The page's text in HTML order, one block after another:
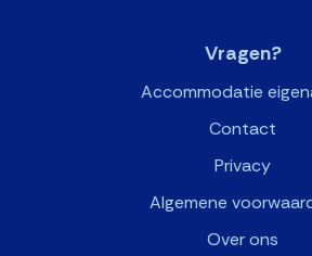
Vragen?
Accommodatie
Contact
Privacy
Algemene
Over ons